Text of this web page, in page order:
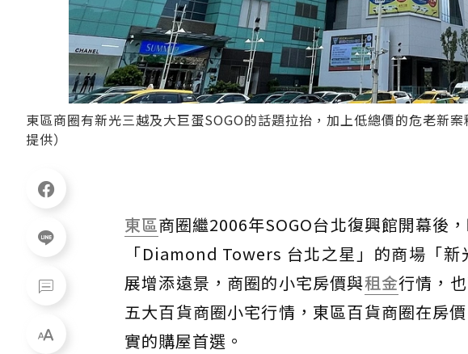
東區商圈有新光三越及大巨蛋SOGO的話題拉抬，加上低總價的危老新
提供）
東區商圈繼2006年SOGO台北復興館開幕後
「Diamond Towers 台北之星」的商場「
展增添遠景，商圈的小宅房價與租金行情，
五大百貨商圈小宅行情，東區百貨商圈在房
實的購屋首選。